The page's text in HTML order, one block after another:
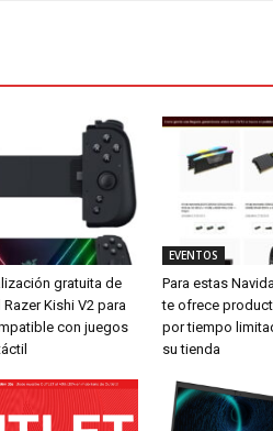
gratuita de
Kishi V2 para
con juegos
EVENTOS
Para estas
te ofrece
por tiempo
su tienda